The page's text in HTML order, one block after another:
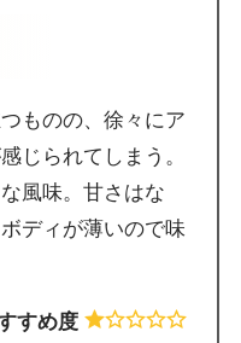
ものの、徐々にア
じられてしまう。
風味。甘さはな
ディが薄いので味
すめ度